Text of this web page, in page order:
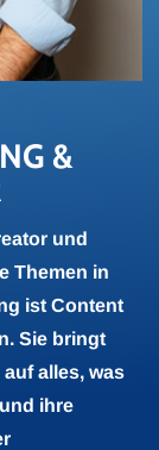
&
und
Themen in
ist Content
Sie bringt
alles, was
ihre